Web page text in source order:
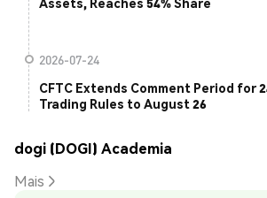
2026-07-24
CFTC Extends Comment Period for
Trading Rules to August 26
dogi (DOGI) Academia
Mais